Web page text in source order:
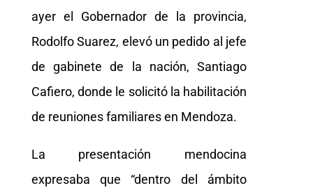
ayer el Gobernador de la provincia,
Rodolfo Suarez, elevó un pedido al jefe
de gabinete de la nación, Santiago
Cafiero, donde le solicitó la habilitación
de reuniones familiares en Mendoza.
La presentación mendocina
expresaba que “dentro del ámbito